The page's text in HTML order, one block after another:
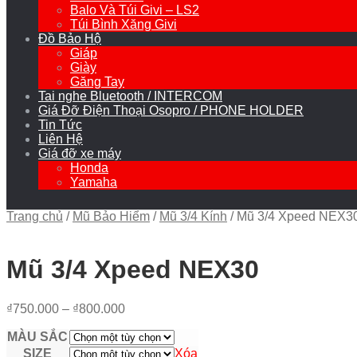
Balo Và Túi Givi – LS2
Túi Bình Xăng Givi
Đồ Bảo Hộ
Giáp
Giày
Găng Tay
Tai nghe Bluetooth / INTERCOM
Giá Đỡ Điện Thoại Osopro / PHONE HOLDER
Tin Tức
Liên Hệ
Giá đỡ xe máy
Honda
Yamaha
Trang chủ / Mũ Bảo Hiểm / Mũ 3/4 Kính / Mũ 3/4 Xpeed
Mũ 3/4 Xpeed NEX30
₫750.000 – ₫800.000
MÀU SẮC
SIZE
Xóa